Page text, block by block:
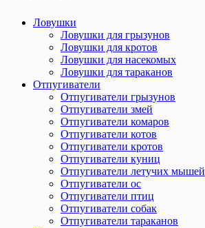
Ловушки
Ловушки для грызунов
Ловушки для кротов
Ловушки для насекомых
Ловушки для тараканов
Отпугиватели
Отпугиватели грызунов
Отпугиватели змей
Отпугиватели комаров
Отпугиватели котов
Отпугиватели кротов
Отпугиватели куниц
Отпугиватели летучих мышей
Отпугиватели ос
Отпугиватели птиц
Отпугиватели собак
Отпугиватели тараканов